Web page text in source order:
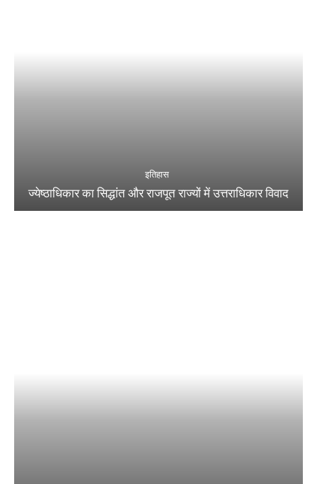
इतिहास
ज्येष्ठाधिकार का सिद्धांत और राजपूत राज्यों में उत्तराधिकार विवाद